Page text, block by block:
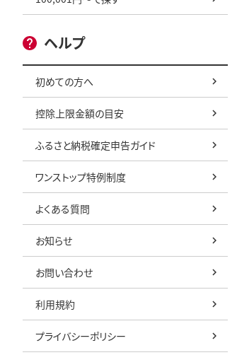
ヘルプ
初めての方へ
控除上限金額の目安
ふるさと納税確定申告ガイド
ワンストップ特例制度
よくある質問
お知らせ
お問い合わせ
利用規約
プライバシーポリシー